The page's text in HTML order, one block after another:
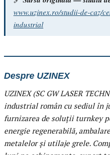
www.uzinex.ro/studii-de-caz/
industrial
Despre UZINEX
UZINEX (SC GW LASER
industrial român cu sediul în
furnizarea de soluții turnkey
energie regenerabilă,
metalelor și utilaje grele.